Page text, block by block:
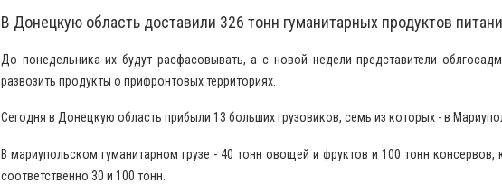
В Донецкую область доставили 326 тонн гуманитарных продуктов
До понедельника их будут расфасовывать, а с новой недели представители
развозить продукты о прифронтовых территориях.
Сегодня в Донецкую область прибыли 13 больших грузовиков, семь из которых - в
В мариупольском гуманитарном грузе - 40 тонн овощей и фруктов и 100 тонн консервов,
соответственно 30 и 100 тонн.